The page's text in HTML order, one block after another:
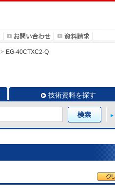
EG-40CTXC2-Q
技術資料を探す